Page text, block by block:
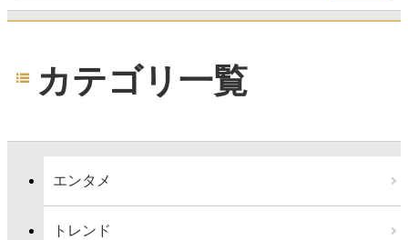
カテゴリ一覧
エンタメ
トレンド